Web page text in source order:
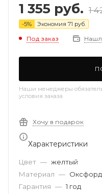
1 355 руб. 1
-5% Экономия 71 руб.
Под заказ
Наши менеджеры
условия заказа
Хочу в подарок
Характеристики
Цвет — желтый
Материал —
Гарантия — 1 год